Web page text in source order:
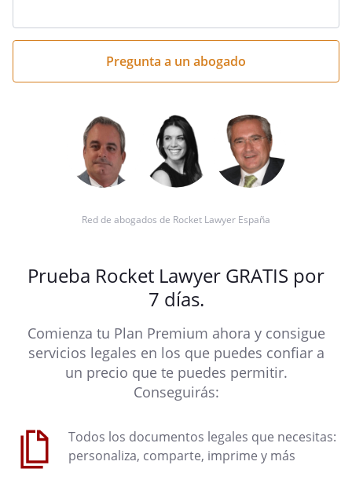
tu
pregunta
Red de abogados de Rocket Lawyer España
Prueba Rocket Lawyer GRATIS por
7 días.
Comienza tu Plan Premium ahora y consigue
servicios legales en los que puedes confiar a
un precio que te puedes permitir.
Conseguirás:
Todos los documentos legales que necesitas:
personaliza, comparte, imprime y más